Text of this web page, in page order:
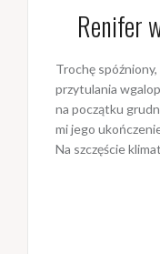
Renifer
Trochę
przytulania
na początku
mi jego
Na szczęście